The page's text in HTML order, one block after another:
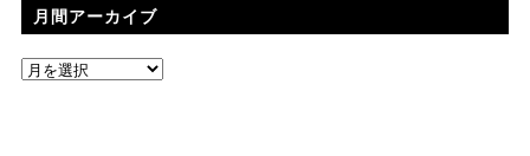
月間アーカイブ